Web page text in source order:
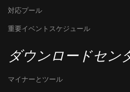
対応プール
重要イベントスケジュール
ダウンロードセン
マイナーとツール